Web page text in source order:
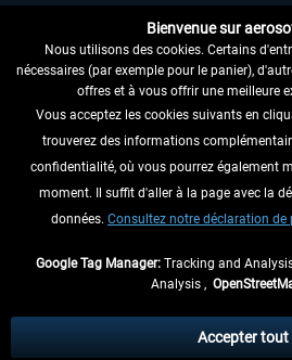
RENONCER AU CONTRAT ICI
INFORMATIONS
NE MANQUEZ PAS LES
échéant, frais de remboursement, si
Bienvenue sur
Nous utilisons des cookies. Certains
nécessaires (par exemple pour le panier),
offres et à vous offrir une meilleure
Vous acceptez les cookies suivants en
trouverez des informations
confidentialité, où vous pourrez également
moment. Il suffit d'aller à la page avec la
données. Consultez notre déclaration de
Google Tag Manager: Tracking and
Analysis ,
Accepter tout